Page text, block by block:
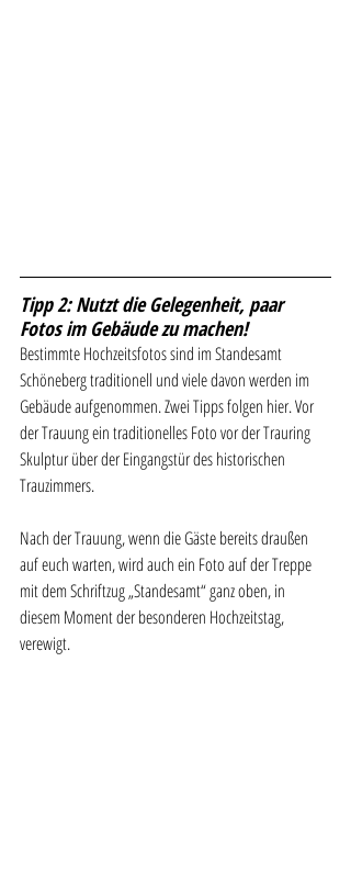
Tipp 2: Nutzt die Gelegenheit, paar
Fotos im Gebäude zu machen!
Bestimmte Hochzeitsfotos sind im Standesamt
Schöneberg traditionell und viele davon werden im
Gebäude aufgenommen. Zwei Tipps folgen hier. Vor
der Trauung ein traditionelles Foto vor der Trauring
Skulptur über der Eingangstür des historischen
Trauzimmers.
Nach der Trauung, wenn die Gäste bereits draußen
auf euch warten, wird auch ein Foto auf der Treppe
mit dem Schriftzug „Standesamt“ ganz oben, in
diesem Moment der besonderen Hochzeitstag,
verewigt.